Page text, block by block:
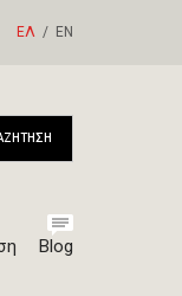
ΕΛ ΕΝ
Blog